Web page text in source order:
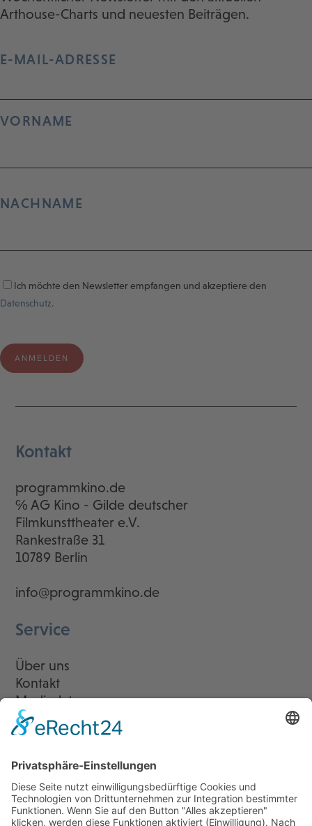
Arthouse-Charts und neuesten Beiträgen.
E-MAIL-ADRESSE
VORNAME
NACHNAME
Ich möchte den Newsletter empfangen und akzeptiere den
Datenschutz.
Kontakt
programmkino.de
℅ AG Kino - Gilde deutscher
Filmkunsttheater e.V.
Rankestraße 31
10789 Berlin
info@programmkino.de
Service
Über uns
Kontakt
Mediadaten
Newsletter
LogIn
Legal
Impressum